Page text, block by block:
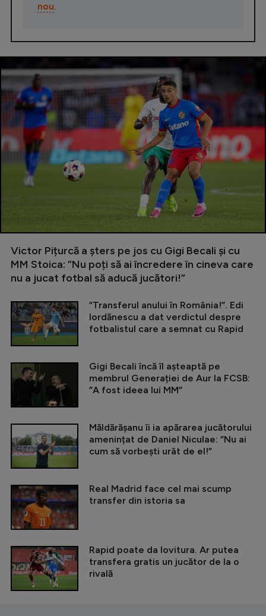
nou
Victor Pițurcă a șters pe jos cu Gigi Becali și cu
MM Stoica: ”Nu poți să ai încredere în cineva care
nu a jucat fotbal să aducă jucători!”
”Transferul anului în România!”. Edi
Iordănescu a dat verdictul despre
fotbalistul care a semnat cu Rapid
Gigi Becali încă îl așteaptă pe
membrul Generației de Aur la FCSB:
”A fost ideea lui MM”
Măldărășanu îi ia apărarea jucătorului
amenințat de Daniel Niculae: ”Nu ai
cum să vorbești urât de el!”
Real Madrid face cel mai scump
transfer din istoria sa
Rapid poate da lovitura. Ar putea
transfera gratis un jucător de la o
rivală